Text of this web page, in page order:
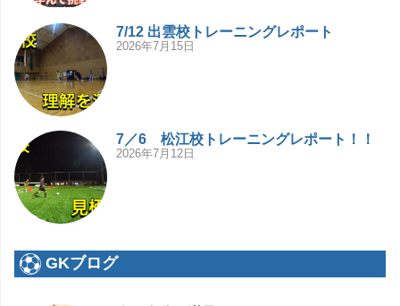
7/12 出雲校トレーニングレポート
2026年7月15日
7／6 松江校トレーニングレポート！！
2026年7月12日
GKブログ